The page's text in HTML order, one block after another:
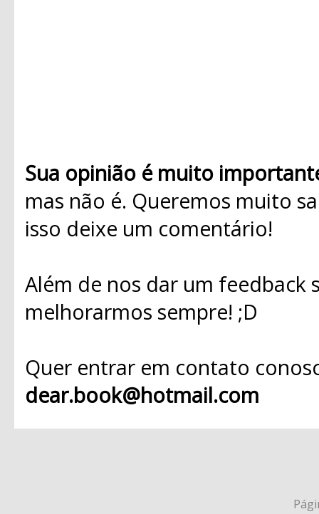
Sua opinião é muito
mas não é. Queremos muito
isso deixe um comentário!
Além de nos dar um
melhorarmos sempre! ;D
Quer entrar em contato
dear.book@hotmail.com